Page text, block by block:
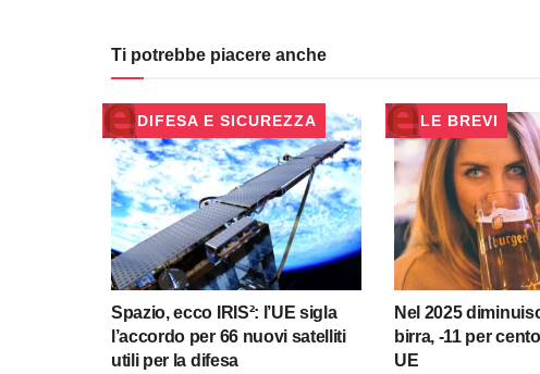
Ti potrebbe piacere anche
DIFESA E SICUREZZA
Spazio, ecco IRIS²: l’UE sigla
l’accordo per 66 nuovi satelliti
utili per la difesa
LE BREVI
Nel 2025
birra, -11 per
UE